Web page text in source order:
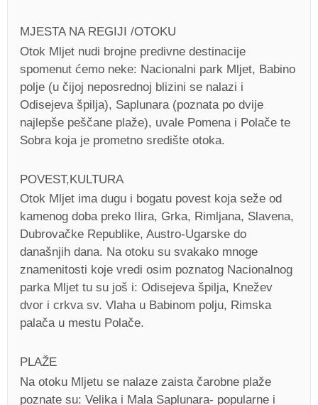
MJESTA NA REGIJI /OTOKU
Otok Mljet nudi brojne predivne destinacije
spomenut ćemo neke: Nacionalni park Mljet, Babino
polje (u čijoj neposrednoj blizini se nalazi i
Odisejeva špilja), Saplunara (poznata po dvije
najlepše peščane plaže), uvale Pomena i Polače te
Sobra koja je prometno središte otoka.
POVEST,KULTURA
Otok Mljet ima dugu i bogatu povest koja seže od
kamenog doba preko Ilira, Grka, Rimljana, Slavena,
Dubrovačke Republike, Austro-Ugarske do
današnjih dana. Na otoku su svakako mnoge
znamenitosti koje vredi osim poznatog Nacionalnog
parka Mljet tu su još i: Odisejeva špilja, Knežev
dvor i crkva sv. Vlaha u Babinom polju, Rimska
palača u mestu Polače.
PLAŽE
Na otoku Mljetu se nalaze zaista čarobne plaže
poznate su: Velika i Mala Saplunara- popularne i